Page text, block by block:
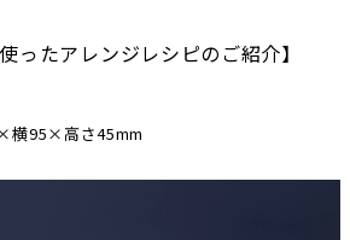
ったアレンジレシピのご紹介】
横95×高さ45mm